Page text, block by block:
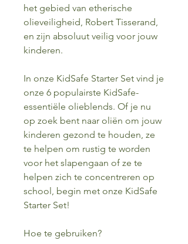
het gebied van etherische
olieveiligheid, Robert Tisserand,
en zijn absoluut veilig voor jouw
kinderen.
In onze KidSafe Starter Set vind je
onze 6 populairste KidSafe-
essentiële olieblends. Of je nu
op zoek bent naar oliën om jouw
kinderen gezond te houden, ze
te helpen om rustig te worden
voor het slapengaan of ze te
helpen zich te concentreren op
school, begin met onze KidSafe
Starter Set!
Hoe te gebruiken?